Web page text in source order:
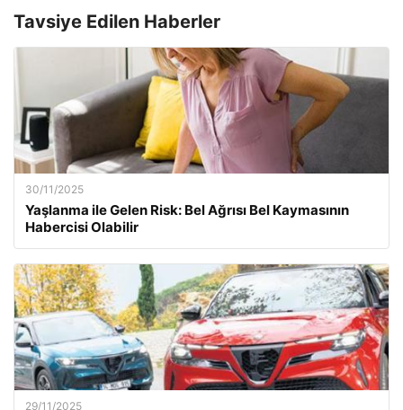
Tavsiye Edilen Haberler
30/11/2025
Yaşlanma ile Gelen Risk: Bel Ağrısı Bel Kaymasının
Habercisi Olabilir
29/11/2025